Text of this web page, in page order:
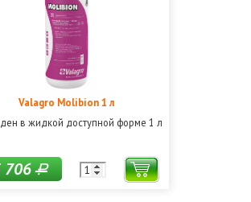
Valagro Molibion 1 л
в жидкой доступной форме 1 л
706Р